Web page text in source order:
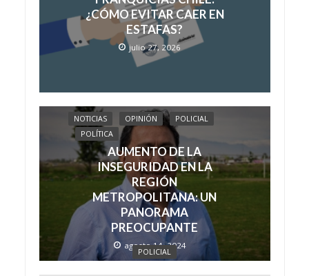
¿CÓMO EVITAR CAER EN
ESTAFAS?
julio 27, 2026
NOTICIAS OPINIÓN
POLICIAL
POLÍTICA
AUMENTO DE LA
INSEGURIDAD EN LA
REGIÓN
METROPOLITANA: UN
PANORAMA
PREOCUPANTE
agosto 14, 2024
POLICIAL